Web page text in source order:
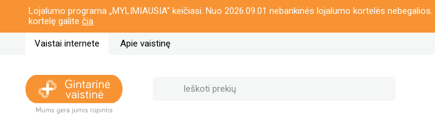
Lojalumo programa „MYLIMIAUSIA“ keičiasi. Nuo 2026.09.01 nebankinės lojalumo kortelės
kortelę galite čia
Vaistai internete Apie vaistinę